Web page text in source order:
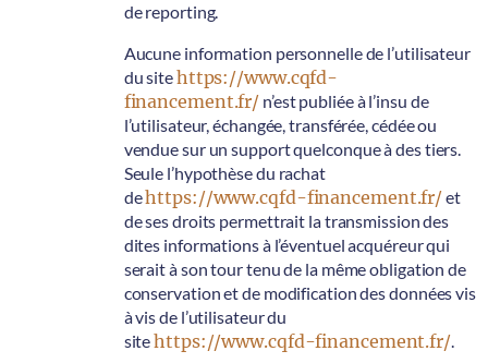
de reporting.
Aucune information personnelle de l’utilisateur
du sitehttps://www.cqfd-
financement.fr/ n’est publiée à l’insu de
l’utilisateur, échangée, transférée, cédée ou
vendue sur un support quelconque à des tiers.
Seule l’hypothèse du rachat
dehttps://www.cqfd-financement.fr/et
de ses droits permettrait la transmission des
dites informations à l’éventuel acquéreur qui
serait à son tour tenu de la même obligation de
conservation et de modification des données vis
à vis de l’utilisateur du
sitehttps://www.cqfd-financement.fr/.